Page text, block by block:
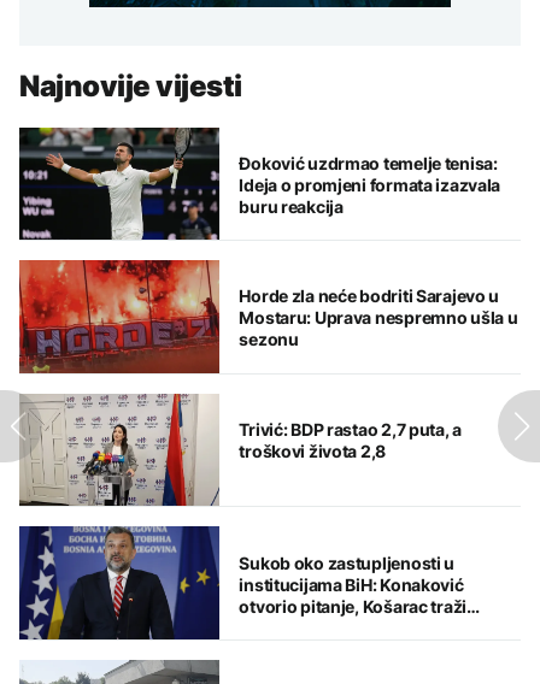
Najnovije vijesti
Đoković uzdrmao temelje tenisa:
Ideja o promjeni formata izazvala
buru reakcija
Horde zla neće bodriti Sarajevo u
Mostaru: Uprava nespremno ušla u
sezonu
Trivić: BDP rastao 2,7 puta, a
troškovi života 2,8
Sukob oko zastupljenosti u
institucijama BiH: Konaković
otvorio pitanje, Košarac traži